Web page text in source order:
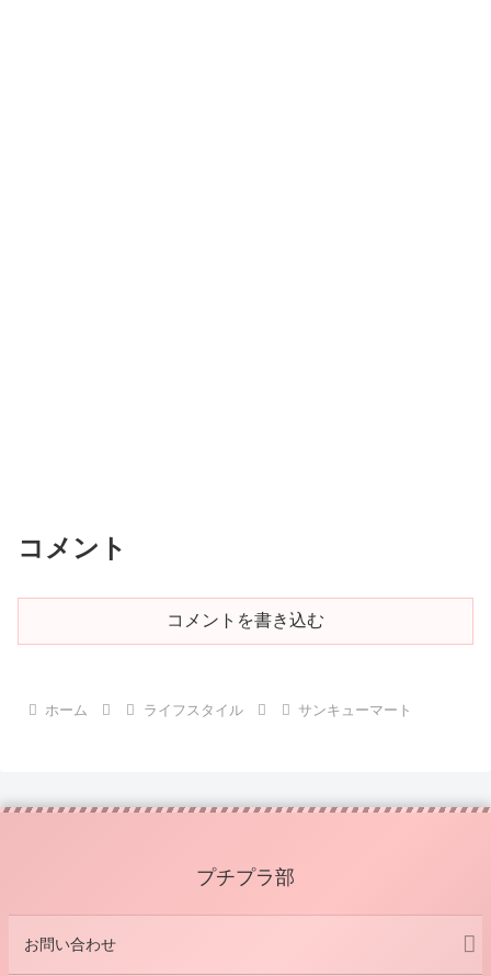
コメント
コメントを書き込む
ホーム ライフスタイル サンキューマート
プチプラ部
お問い合わせ